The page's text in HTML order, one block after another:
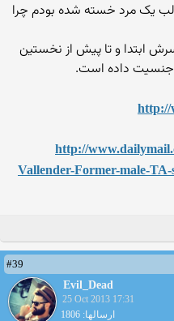
یک مرد خسته شده بودم چرا
ابتدا و تا پیش از نخستین
جنسیت داده است.
http://
http://
Vallender-Former-male-
#39
Evil_Dead
25 Oct 2013 17:31
ارسالها: 1806